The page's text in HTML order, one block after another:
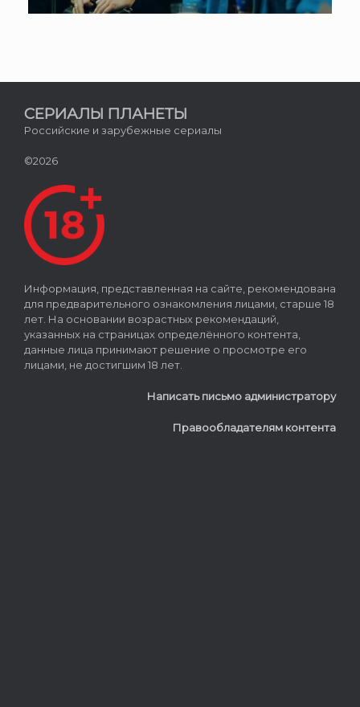
СЕРИАЛЫ ПЛАНЕТЫ
Российские и зарубежные сериалы
©2026
Информация, представленная на сайте, рекомендована
для предварительного ознакомления лицами, старше 18
лет. На основании возрастных рекомендаций,
указанных на страницах определённого контента,
данные лица принимают решение о просмотре его
лицами, не достигшим 18 лет.
Написать письмо администратору
Правообладателям контента